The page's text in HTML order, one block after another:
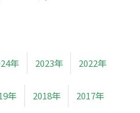
年 2023年 2022年
年 2018年 2017年